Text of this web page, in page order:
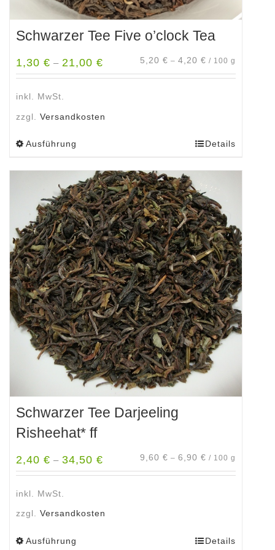
Schwarzer Tee Five o’clock Tea
1,30 € – 21,00 € 5,20 € – 4,20 € / 100 g
inkl. MwSt.
zzgl. Versandkosten
Ausführung
weist
mehrere
Varianten
auf.
Die
Optionen
können
auf
der
Produktseite
gewählt
werden
Details
Schwarzer Tee Darjeeling
Risheehat* ff
2,40 € – 34,50 € 9,60 € – 6,90 € / 100 g
inkl. MwSt.
zzgl. Versandkosten
Ausführung Details